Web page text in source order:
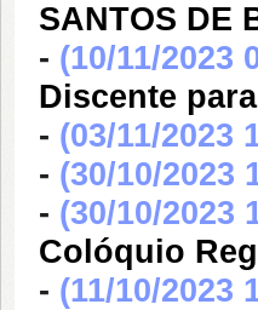
SANTOS DE
- (10/11/2023
Discente
- (03/11/2023
- (30/10/2023
- (30/10/2023
Colóquio
- (11/10/2023